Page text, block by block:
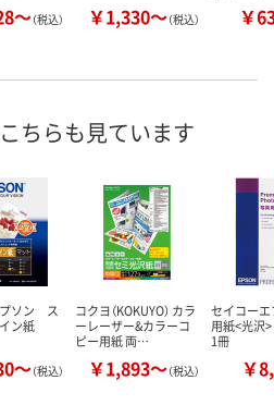
～（税込） ￥1,330～（税込） ￥
ちらも見ています
ソン ス
ン紙
～（税込）
コクヨ（KOKUYO） カラ
ーレーザー&カラーコ
ピー用紙 両…
￥1,893～（税込）
セイコー
用紙<光沢
1冊
￥